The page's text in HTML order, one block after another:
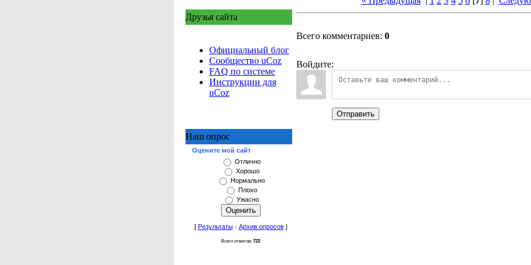
Друзья сайта
Официальный блог
Сообщество uCoz
FAQ по системе
Инструкции для
uCoz
Наш опрос
Оцените мой сайт
Отлично
Хорошо
Нормально
Плохо
Ужасно
[ Результаты· Архив опросов]
Всего ответов: 722
Всего комментариев: 0
Войдите:
Отправить